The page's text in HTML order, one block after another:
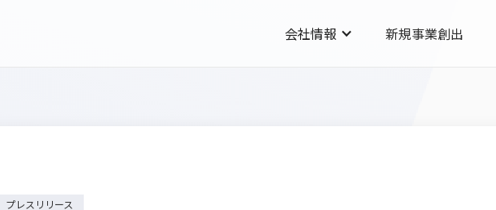
会社情報 新規事業創出
プレスリリース